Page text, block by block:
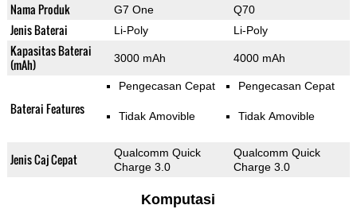
Nama Produk G7 One Q70
Jenis Baterai Li-Poly Li-Poly
Kapasitas Baterai
(mAh)
3000 mAh 4000 mAh
Baterai Features
Pengecasan Cepat
Tidak Amovible
Pengecasan Cepat
Tidak Amovible
Jenis Caj Cepat
Qualcomm Quick
Charge 3.0
Qualcomm Quick
Charge 3.0
Komputasi